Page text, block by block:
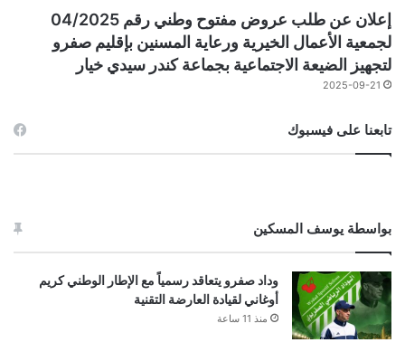
إعلان عن طلب عروض مفتوح وطني رقم 04/2025
لجمعية الأعمال الخيرية ورعاية المسنين بإقليم صفرو
لتجهيز الضيعة الاجتماعية بجماعة كندر سيدي خيار
2025-09-21
تابعنا على فيسبوك
بواسطة يوسف المسكين
وداد صفرو يتعاقد رسمياً مع الإطار الوطني كريم
أوغاني لقيادة العارضة التقنية
منذ 11 ساعة